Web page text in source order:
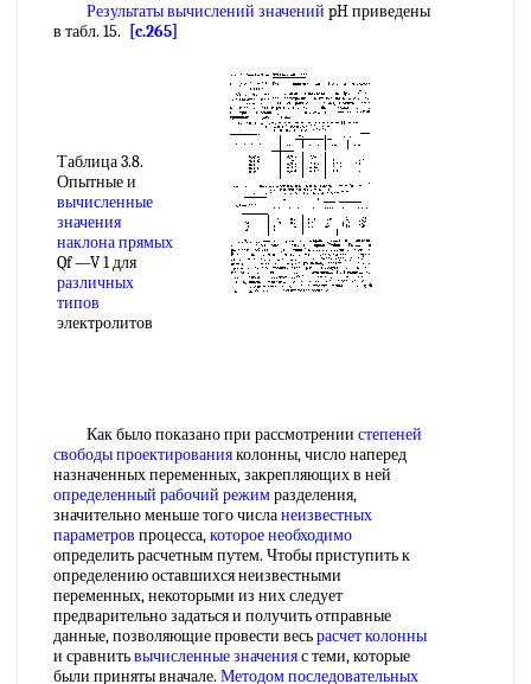
Результаты вычислений значений pH приведены
в табл. 15.
[c.265]
Таблица 3.8.
Опытные и
вычисленные
значения
наклона прямых
Qf —V 1 для
различных
типов
электролитов
Как было показано при рассмотрении степеней
свободы проектированияколонны, число наперед
назначенных переменных, закрепляющих в ней
определенный рабочий режимразделения,
значительно меньше того числанеизвестных
параметров процесса,которое необходимо
определить расчетным путем. Чтобы приступить к
определению оставшихся неизвестными
переменных, некоторыми из них следует
предварительно задаться и получить отправные
данные, позволяющие провести весьрасчет колонны
и сравнитьвычисленные значенияс теми, которые
были приняты вначале. Методом последовательных